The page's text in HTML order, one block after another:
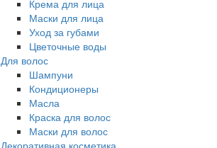
Крема для лица
Маски для лица
Уход за губами
Цветочные воды
Для волос
Шампуни
Кондиционеры
Масла
Краска для волос
Маски для волос
Декоративная косметика